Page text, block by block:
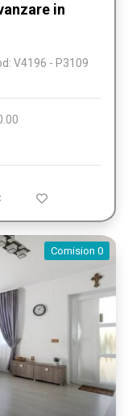
in
V4196 - P3109
Comision 0